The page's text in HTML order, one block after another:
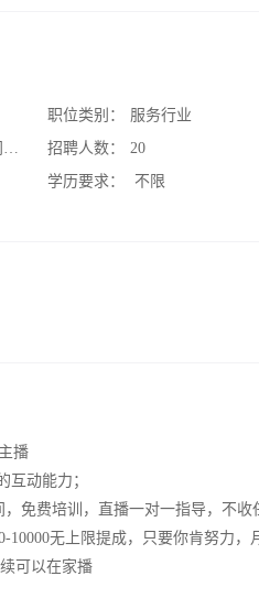
职位类别：
服务行业
招聘人数：
20
学历要求：
不限
播
互动能力；
免费培训，直播一对一指导，不收
无上限提成，只要你肯努力，
可以在家播